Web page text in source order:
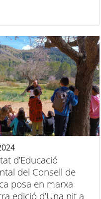
d’Educació
del Consell de
posa en marxa
edició d’Una nit a